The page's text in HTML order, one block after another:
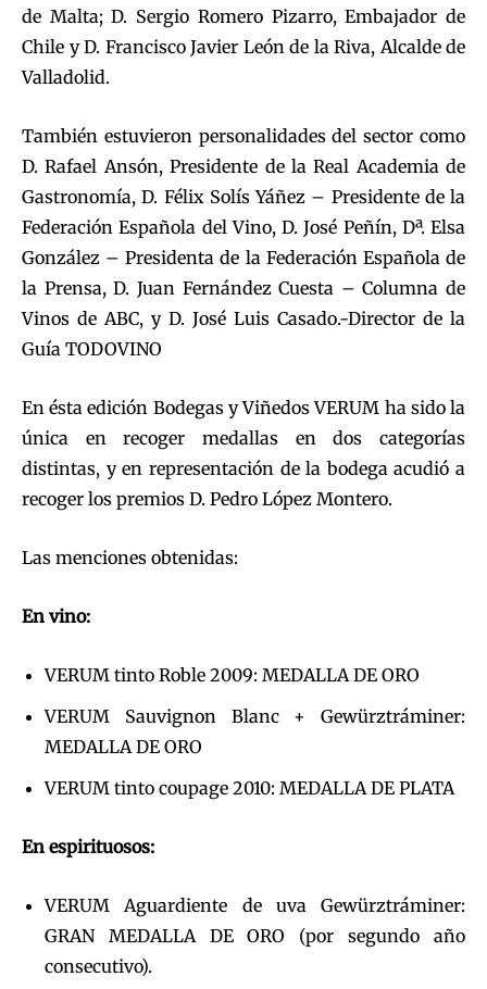
de Malta; D. Sergio Romero Pizarro, Embajador de
Chile y D. Francisco Javier León de la Riva, Alcalde de
Valladolid.
También estuvieron personalidades del sector como
D. Rafael Ansón, Presidente de la Real Academia de
Gastronomía, D. Félix Solís Yáñez – Presidente de la
Federación Española del Vino, D. José Peñín, Dª. Elsa
González – Presidenta de la Federación Española de
la Prensa, D. Juan Fernández Cuesta – Columna de
Vinos de ABC, y D. José Luis Casado.-Director de la
Guía TODOVINO
En ésta edición Bodegas y Viñedos VERUM ha sido la
única en recoger medallas en dos categorías
distintas, y en representación de la bodega acudió a
recoger los premios D. Pedro López Montero.
Las menciones obtenidas:
En vino:
VERUM tinto Roble 2009: MEDALLA DE ORO
VERUM Sauvignon Blanc + Gewürztráminer:
MEDALLA DE ORO
VERUM tinto coupage 2010: MEDALLA DE PLATA
En espirituosos:
VERUM Aguardiente de uva Gewürztráminer:
GRAN MEDALLA DE ORO (por segundo año
consecutivo).